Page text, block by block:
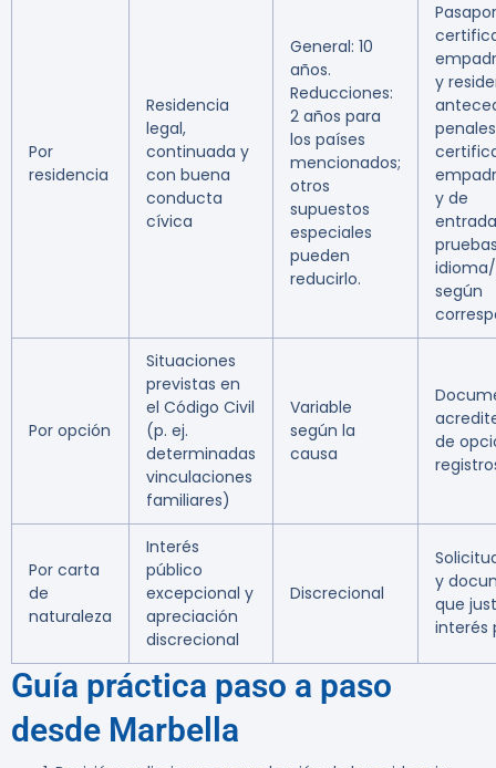
Por
residencia
Residencia
legal,
continuada y
con buena
conducta
cívica
General: 10
años.
Reducciones:
2 años para
los países
mencionados;
otros
supuestos
especiales
pueden
reducirlo.
y
y de
idioma/
según
Por opción
Situaciones
previstas en
el Código Civil
(p. ej.
determinadas
vinculaciones
familiares)
Variable
según la
causa
de
Por carta
de
naturaleza
Interés
público
excepcional y
apreciación
discrecional
Discrecional
y
que
interés
Guía práctica paso a paso
desde Marbella